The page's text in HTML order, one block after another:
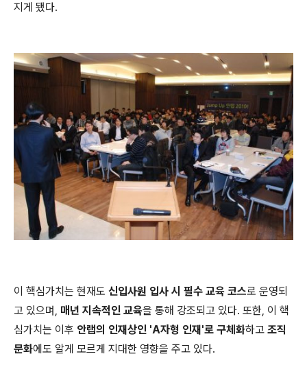
지게 됐다.
이 핵심가치는 현재도 신입사원 입사 시 필수 교육 코스로 운영되
고 있으며, 매년 지속적인 교육을 통해 강조되고 있다. 또한, 이 핵
심가치는 이후 안랩의 인재상인 'A자형 인재'로 구체화하고 조직
문화에도 알게 모르게 지대한 영향을 주고 있다.